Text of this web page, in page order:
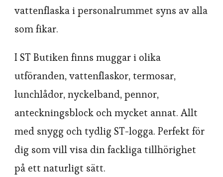
vattenflaska i personalrummet syns av alla
som fikar.
I ST Butiken finns muggar i olika
utföranden, vattenflaskor, termosar,
lunchlådor, nyckelband, pennor,
anteckningsblock och mycket annat. Allt
med snygg och tydlig ST-logga. Perfekt för
dig som vill visa din fackliga tillhörighet
på ett naturligt sätt.